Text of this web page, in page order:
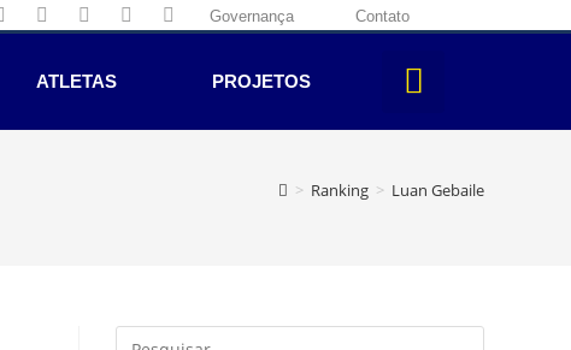
Governança Contato
ATLETAS PROJETOS
> Ranking > Luan Gebaile